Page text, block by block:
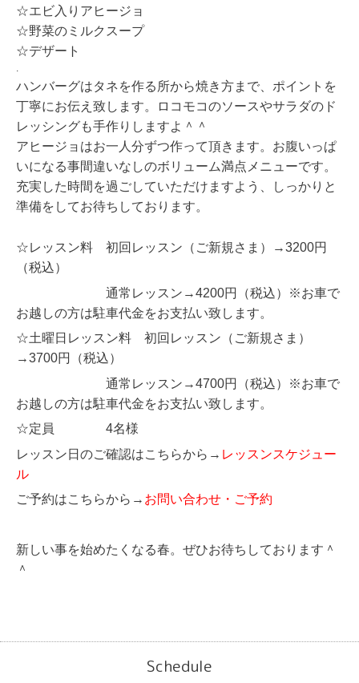
☆エビ入りアヒージョ
☆野菜のミルクスープ
☆デザート
ハンバーグはタネを作る所から焼き方まで、ポイントを
丁寧にお伝え致します。ロコモコのソースやサラダのド
レッシングも手作りしますよ＾＾
アヒージョはお一人分ずつ作って頂きます。お腹いっぱ
いになる事間違いなしのボリューム満点メニューです。
充実した時間を過ごしていただけますよう、しっかりと
準備をしてお待ちしております。
☆レッスン料 初回レッスン（ご新規さま）→3200円
（税込）
通常レッスン→4200円（税込）※お車で
お越しの方は駐車代金をお支払い致します。
☆土曜日レッスン料 初回レッスン（ご新規さま）
→3700円（税込）
通常レッスン→4700円（税込）※お車で
お越しの方は駐車代金をお支払い致します。
☆定員 4名様
レッスン日のご確認はこちらから→ レッスンスケジュー
ル
ご予約はこちらから→ お問い合わせ・ご予約
新しい事を始めたくなる春。ぜひお待ちしております＾
＾
Schedule